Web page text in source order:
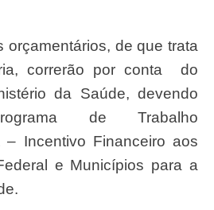
correrão por conta do
da Saúde, devendo
de Trabalho
– Incentivo Financeiro aos
e Municípios para a